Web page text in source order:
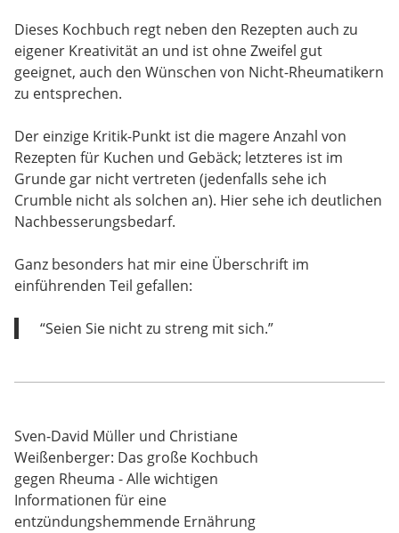
Dieses Kochbuch regt neben den Rezepten auch zu
eigener Kreativität an und ist ohne Zweifel gut
geeignet, auch den Wünschen von Nicht-Rheumatikern
zu entsprechen.
Der einzige Kritik-Punkt ist die magere Anzahl von
Rezepten für Kuchen und Gebäck; letzteres ist im
Grunde gar nicht vertreten (jedenfalls sehe ich
Crumble nicht als solchen an). Hier sehe ich deutlichen
Nachbesserungsbedarf.
Ganz besonders hat mir eine Überschrift im
einführenden Teil gefallen:
“Seien Sie nicht zu streng mit sich.”
Sven-David Müller und Christiane
Weißenberger: Das große Kochbuch
gegen Rheuma - Alle wichtigen
Informationen für eine
entzündungshemmende Ernährung